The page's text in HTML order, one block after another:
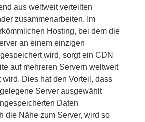
aus weltweit verteilten
zusammenarbeiten. Im
Hosting, bei dem die
an einem einzigen
wird, sorgt ein CDN
auf mehreren Servern weltweit
Dies hat den Vorteil, dass
Server ausgewählt
Daten
die Nähe zum Server, wird so